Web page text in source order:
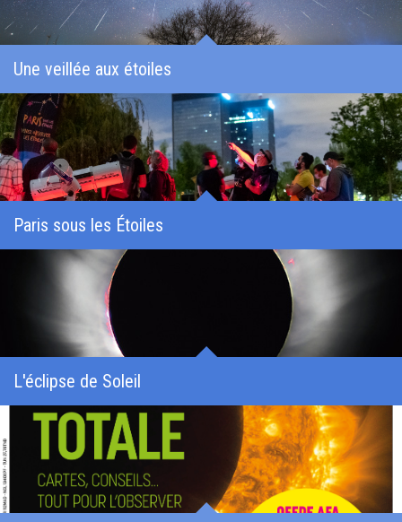
Une veillée aux étoiles
Paris sous les Étoiles
L'éclipse de Soleil